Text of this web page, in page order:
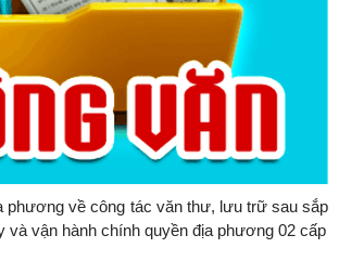
phương về công tác văn thư, lưu trữ sau sắp
và vận hành chính quyền địa phương 02 cấp